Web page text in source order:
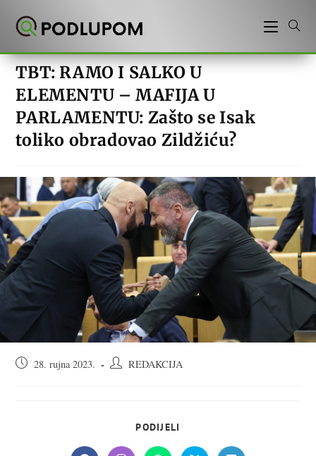
TBT: RAMO I SALKO U
ELEMENTU – MAFIJA U
PARLAMENTU: Zašto se Isak
toliko obradovao Zildžiću?
Objava28. rujna 2023.
AutorREDAKCIJA
PODIJELI
CONTENT